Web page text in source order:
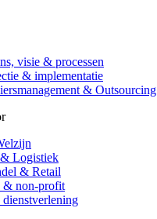
visie & processen
& implementatie
& Outsourcing
Logistiek
& Retail
& non-profit